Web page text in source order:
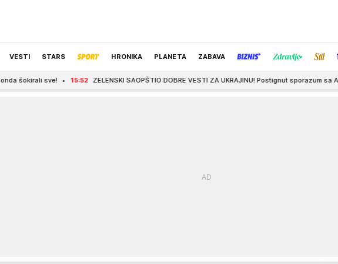
VESTI STARS HRONIKA PLANETA ZABAVA
REGION NEWS IZBOR UREDNIKA
15:52 ZELENSKI SAOPŠTIO DOBRE VESTI ZA UKRAJINU! Postignut sporazum sa Amerikancima,